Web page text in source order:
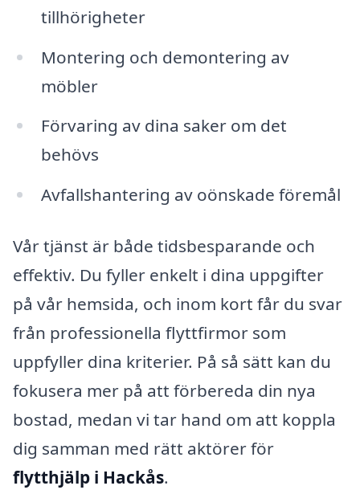
tillhörigheter
Montering och demontering av
möbler
Förvaring av dina saker om det
behövs
Avfallshantering av oönskade föremål
Vår tjänst är både tidsbesparande och
effektiv. Du fyller enkelt i dina uppgifter
på vår hemsida, och inom kort får du svar
från professionella flyttfirmor som
uppfyller dina kriterier. På så sätt kan du
fokusera mer på att förbereda din nya
bostad, medan vi tar hand om att koppla
dig samman med rätt aktörer för
flytthjälp i Hackås.